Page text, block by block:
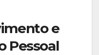
e
Pessoal